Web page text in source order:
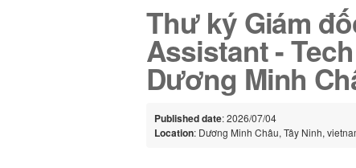
Thư ký Giám
Assistant -
Dương Minh
Published date: 2026/07/04
Location: Dương Minh Châu, Tây Ninh,